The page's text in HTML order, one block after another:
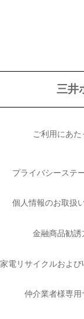
三井
ご利用にあた
プライバシーステ
個人情報のお取扱
金融商品勧誘
家電リサイクルおよび
仲介業者様専用